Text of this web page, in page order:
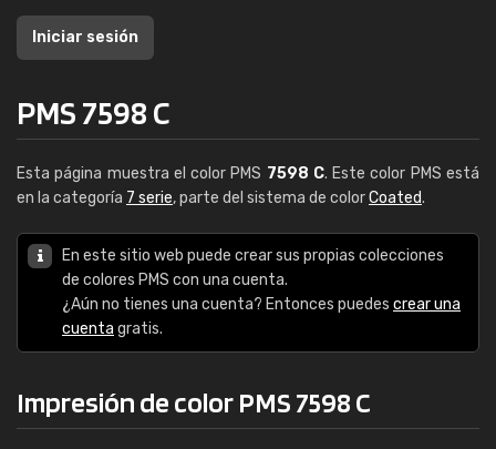
Iniciar sesión
PMS 7598 C
Esta página muestra el color PMS 7598 C. Este color PMS está
en la categoría 7 serie, parte del sistema de colorCoated.
En este sitio web puede crear sus propias colecciones
de colores PMS con una cuenta.
¿Aún no tienes una cuenta? Entonces puedes crear una
cuenta gratis.
Impresión de color PMS 7598 C